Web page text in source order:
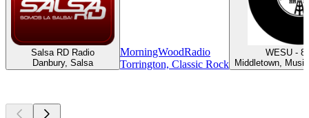
Salsa RD Radio
Danbury, Salsa
MorningWoodRadio
Torrington, Classic Rock
WESU -
Middletown,